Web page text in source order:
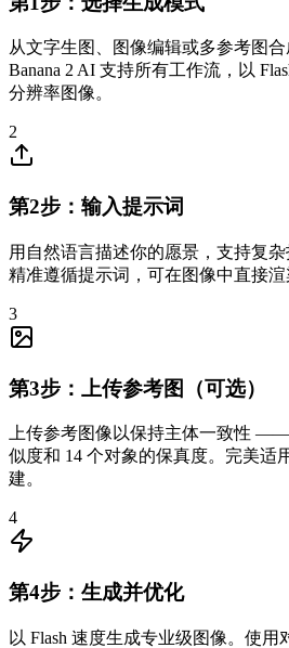
从文字生图、图像编辑或多参考图
Banana 2 AI 支持所有工作流，以
分辨率图像。
2
第2步：输入提示词
用自然语言描述你的愿景，支持复杂
精准遵循提示词，可在图像中直接渲
3
第3步：上传参考图（可选）
上传参考图像以保持主体一致性
似度和 14 个对象的保真度。完美适
建。
4
第4步：生成并优化
以 Flash 速度生成专业级图像。使